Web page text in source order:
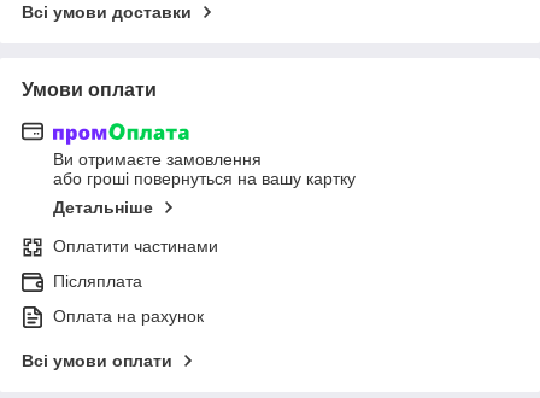
Всі умови доставки
Умови оплати
Ви отримаєте замовлення
або гроші повернуться на вашу картку
Детальніше
Оплатити частинами
Післяплата
Оплата на рахунок
Всі умови оплати